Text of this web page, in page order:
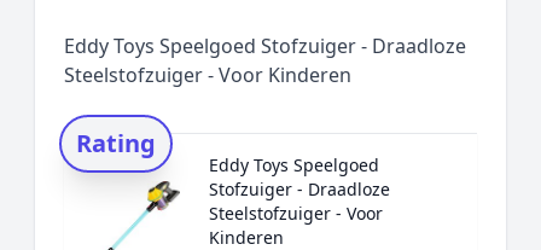
Eddy Toys Speelgoed Stofzuiger - Draadloze
Steelstofzuiger - Voor Kinderen
Rating
Eddy Toys Speelgoed
Stofzuiger - Draadloze
Steelstofzuiger - Voor
Kinderen